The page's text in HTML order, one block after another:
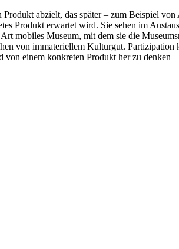
abzielt, das später – zum Beispiel
Produkt erwartet wird. Sie sehen im
mobiles Museum, mit dem sie die
von immateriellem Kulturgut.
von einem konkreten Produkt her zu